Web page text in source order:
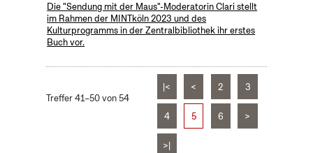
Die "Sendung mit der Maus"-Moderatorin Clari stellt
im Rahmen der MINTköln 2023 und des
Kulturprogramms in der Zentralbibliothek ihr erstes
Buch vor.
Treffer 41–50 von 54
|< < 2 3
4 5 6 >
>|